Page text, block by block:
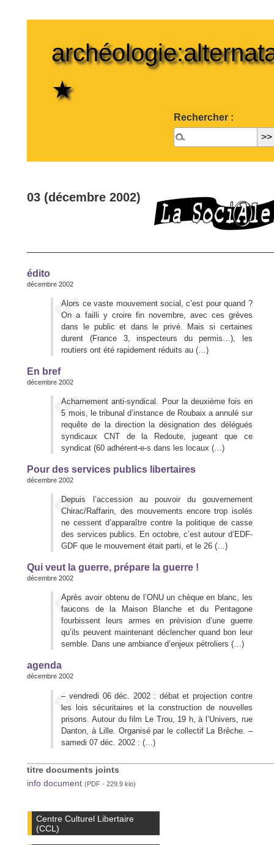
★
Rechercher :
03 (décembre 2002)
édito
décembre 2002
Alors ce vaste mouvement social, c’est pour quand ?
On a failli y croire fin novembre, avec ces grèves
dans le public et dans le privé. Mais si certaines
durent (France 3, inspecteurs du permis…), les
routiers ont été rapidement réduits au (…)
En bref
décembre 2002
Acharnement anti-syndical. Pour la deuxième fois en
5 mois, le tribunal d’instance de Roubaix a annulé sur
requête de la direction la désignation des délégués
syndicaux CNT de la Redoute, jugeant que ce
syndicat (60 adhérent-e-s dans les locaux (…)
Pour des services publics libertaires
décembre 2002
Depuis l’accession au pouvoir du gouvernement
Chirac/Raffarin, des mouvements encore trop isolés
ne cessent d’apparaître contre la politique de casse
des services publics. En octobre, c’est autour d’EDF-
GDF que le mouvement était parti, et le 26 (…)
Qui veut la guerre, prépare la guerre !
décembre 2002
Après avoir obtenu de l’ONU un chèque en blanc, les
faucons de la Maison Blanche et du Pentagone
fourbissent leurs armes en prévision d’une guerre
qu’ils peuvent maintenant déclencher quand bon leur
semble. Dans une ambiance d’enjeux pétroliers (…)
agenda
décembre 2002
– vendredi 06 déc. 2002 : débat et projection contre
les lois sécuritaires et la construction de nouvelles
prisons. Autour du film Le Trou, 19 h, à l’Univers, rue
Danton, à Lille. Organisé par le collectif La Brêche. –
samedi 07 déc. 2002 : (…)
titre documents joints
info document (PDF - 229.9 kio)
Centre Culturel Libertaire
(CCL)